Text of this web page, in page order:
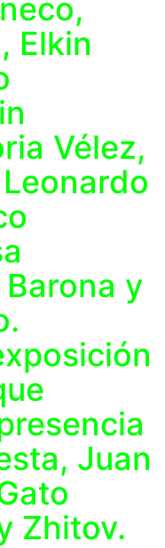
Elkin
Vélez,
y
Juan
Zhitov.